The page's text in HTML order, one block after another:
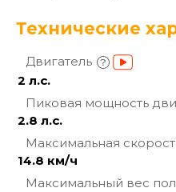
Технические
Двигатель
2 л.с.
Пиковая мощность
2.8 л.с.
Максимальная
14.8 км/ч
Максимальный вес